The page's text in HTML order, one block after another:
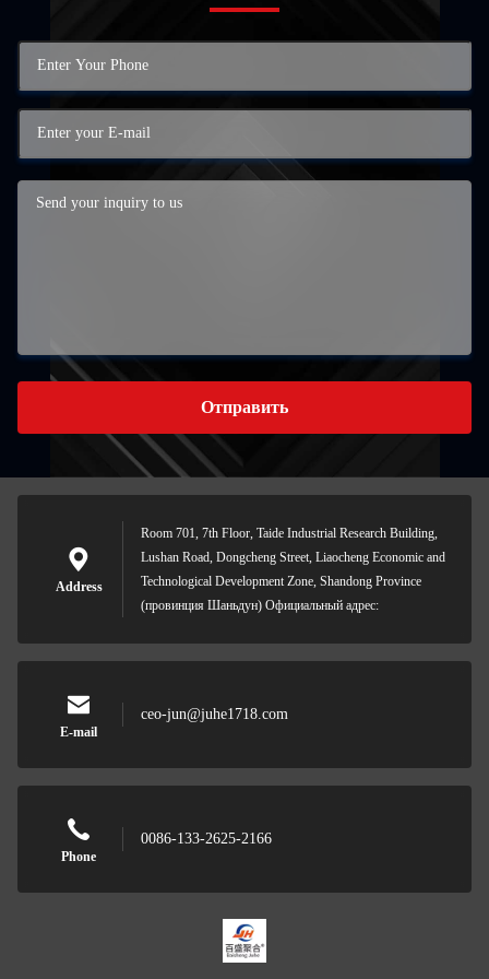
Отправить
Address
Room 701, 7th Floor, Taide Industrial Research Building,
Lushan Road, Dongcheng Street, Liaocheng Economic and
Technological Development Zone, Shandong Province
(провинция Шаньдун) Официальный адрес:
E-mail
ceo-jun@juhe1718.com
Phone
0086-133-2625-2166